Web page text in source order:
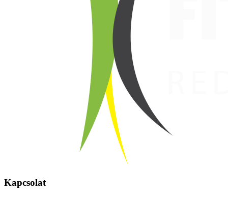
Kapcsolat